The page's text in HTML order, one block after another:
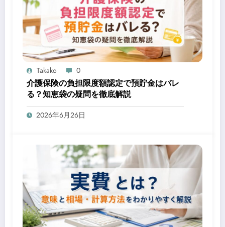
Takako 0
介護保険の負担限度額認定で預貯金はバレ
る？知恵袋の疑問を徹底解説
2026年6月26日